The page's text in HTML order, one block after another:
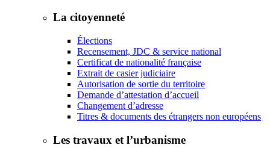
La citoyenneté
Élections
Recensement, JDC & service national
Certificat de nationalité française
Extrait de casier judiciaire
Autorisation de sortie du territoire
Demande d’attestation d’accueil
Changement d’adresse
Titres & documents des étrangers non européens
Les travaux et l’urbanisme